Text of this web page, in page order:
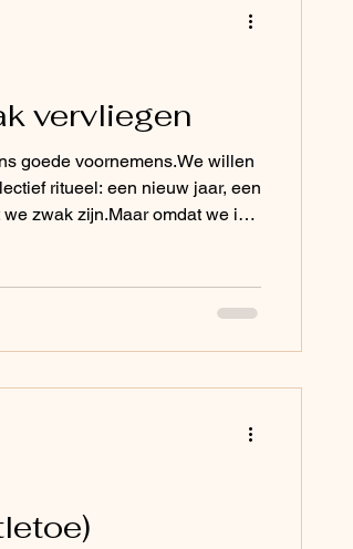
vervliegen
goede voornemens.We willen
ritueel: een nieuw jaar, een
zwak zijn.Maar omdat we iets